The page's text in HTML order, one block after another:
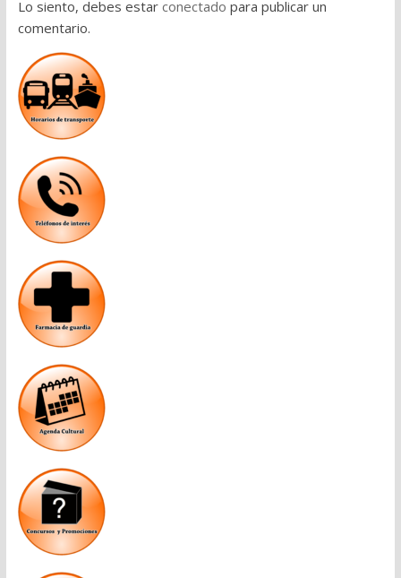
Lo siento, debes estar conectado para publicar un
comentario.